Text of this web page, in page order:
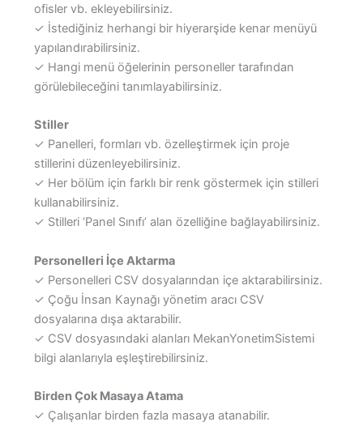
ofisler vb. ekleyebilirsiniz.
✓ İstediğiniz herhangi bir hiyerarşide kenar menüyü
yapılandırabilirsiniz.
✓ Hangi menü öğelerinin personeller tarafından
görülebileceğini tanımlayabilirsiniz.
Stiller
✓ Panelleri, formları vb. özelleştirmek için proje
stillerini düzenleyebilirsiniz.
✓ Her bölüm için farklı bir renk göstermek için stilleri
kullanabilirsiniz.
✓ Stilleri ‘Panel Sınıfı’ alan özelliğine bağlayabilirsiniz.
Personelleri İçe Aktarma
✓ Personelleri CSV dosyalarından içe aktarabilirsiniz.
✓ Çoğu İnsan Kaynağı yönetim aracı CSV
dosyalarına dışa aktarabilir.
✓ CSV dosyasındaki alanları MekanYonetimSistemi
bilgi alanlarıyla eşleştirebilirsiniz.
Birden Çok Masaya Atama
✓ Çalışanlar birden fazla masaya atanabilir.